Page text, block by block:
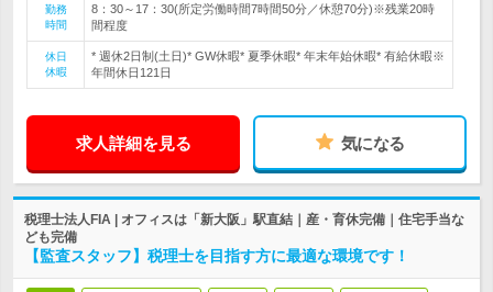
勤務
時間
8：30～17：30(所定労働時間7時間50分／休憩70分)※残業20時
間程度
休日
休暇
* 週休2日制(土日)* GW休暇* 夏季休暇* 年末年始休暇* 有給休暇※
年間休日121日
求人詳細を見る 気になる
税理士法人FIA | オフィスは「新大阪」駅直結｜産・育休完備｜住宅手当な
ども完備
【監査スタッフ】税理士を目指す方に最適な環境です！